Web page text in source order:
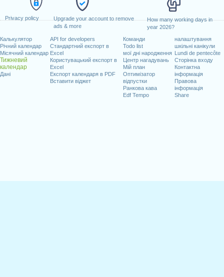
Privacy policy
Upgrade your account to remove
ads & more
How many working days in
year 2026?
Калькулятор
Річний календар
Місячний календар
Тижневий
календар
Дані
API for developers
Стандартний експорт в
Excel
Користувацький експорт в
Excel
Експорт календаря в PDF
Вставити віджет
Команди
Todo list
мої дні народження
Центр нагадувань
Мій план
Оптимізатор
відпустки
Ранкова кава
Edf Tempo
налаштування
шкільні канікули
Lundi de pentecôte
Сторінка входу
Контактна
інформація
Правова
інформація
Share